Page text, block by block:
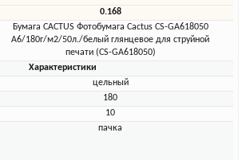
0.168
Бумага CACTUS Фотобумага Cactus CS-GA618050
A6/180г/м2/50л./белый глянцевое для струйной
печати (CS-GA618050)
Характеристики
цельный
180
10
пачка